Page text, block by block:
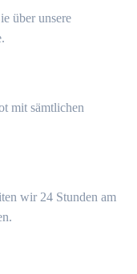
über unsere
mit sämtlichen
wir 24 Stunden am